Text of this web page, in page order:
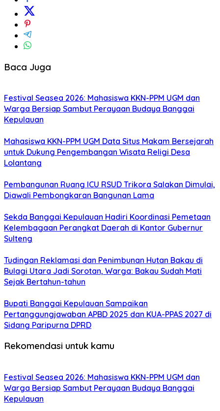
Baca Juga
Festival Seasea 2026: Mahasiswa KKN-PPM UGM dan
Warga Bersiap Sambut Perayaan Budaya Banggai
Kepulauan
Mahasiswa KKN-PPM UGM Data Situs Makam Bersejarah
untuk Dukung Pengembangan Wisata Religi Desa
Lolantang
Pembangunan Ruang ICU RSUD Trikora Salakan Dimulai,
Diawali Pembongkaran Bangunan Lama
Sekda Banggai Kepulauan Hadiri Koordinasi Pemetaan
Kelembagaan Perangkat Daerah di Kantor Gubernur
Sulteng
Tudingan Reklamasi dan Penimbunan Hutan Bakau di
Bulagi Utara Jadi Sorotan, Warga: Bakau Sudah Mati
Sejak Bertahun-tahun
Bupati Banggai Kepulauan Sampaikan
Pertanggungjawaban APBD 2025 dan KUA-PPAS 2027 di
Sidang Paripurna DPRD
Rekomendasi untuk kamu
Festival Seasea 2026: Mahasiswa KKN-PPM UGM dan
Warga Bersiap Sambut Perayaan Budaya Banggai
Kepulauan